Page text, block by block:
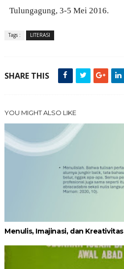
Tulungagung, 3-5 Mei 2016.
Tags : LITERASI
SHARE THIS
YOU MIGHT ALSO LIKE
Menulis, Imajinasi, dan Kreativitas